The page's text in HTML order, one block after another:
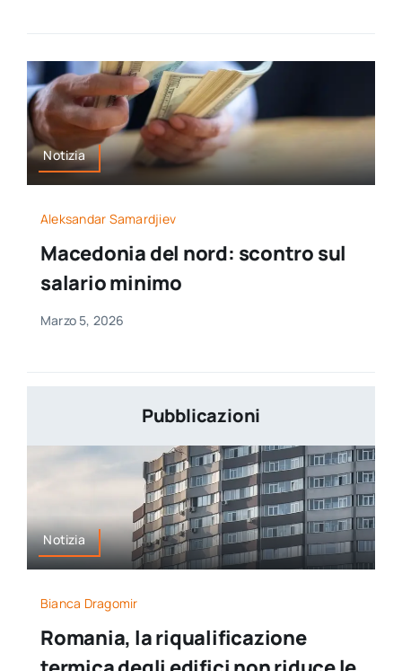
Notizia
Aleksandar Samardjiev
Macedonia del nord: scontro sul
salario minimo
Marzo 5, 2026
Pubblicazioni
Notizia
Bianca Dragomir
Romania, la riqualificazione